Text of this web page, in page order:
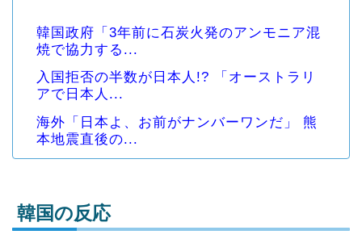
韓国政府「3年前に石炭火発のアンモニア混
焼で協力する...
入国拒否の半数が日本人!? 「オーストラリ
アで日本人...
海外「日本よ、お前がナンバーワンだ」 熊
本地震直後の...
韓国の反応